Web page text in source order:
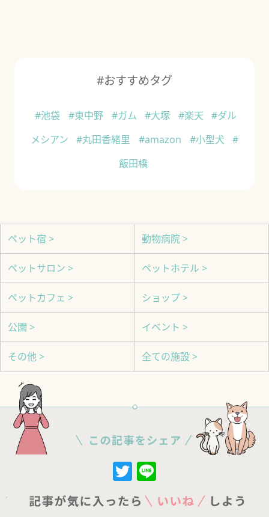
#おすすめタグ
#池袋 #東中野 #ガム #大塚 #楽天
#ダル
メシアン
#丸田香緒里 #amazon #小型犬
#
飯田橋
ペット宿 > 動物病院 >
ペットサロン > ペットホテル >
ペットカフェ > ショップ >
公園 > イベント >
その他 > 全ての施設 >
Twitter